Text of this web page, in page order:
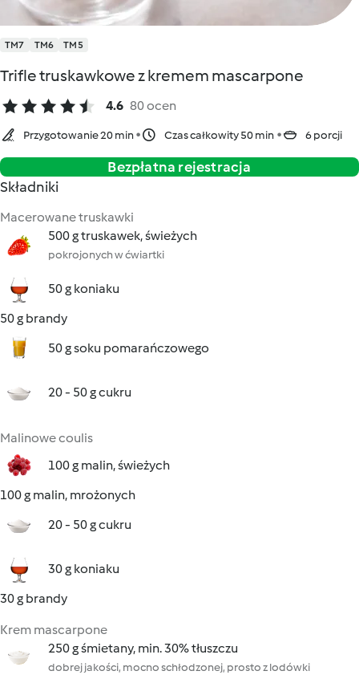
TM7 TM6 TM5
Trifle truskawkowe z kremem mascarpone
4.6 80 ocen
Przygotowanie 20 min Czas całkowity 50 min 6 porcji
Bezpłatna rejestracja
Składniki
Macerowane truskawki
500 g truskawek, świeżych
pokrojonych w ćwiartki
50 g koniaku
50 g brandy
50 g soku pomarańczowego
20 - 50 g cukru
Malinowe coulis
100 g malin, świeżych
100 g malin, mrożonych
20 - 50 g cukru
30 g koniaku
30 g brandy
Krem mascarpone
250 g śmietany, min. 30% tłuszczu
dobrej jakości, mocno schłodzonej, prosto z lodówki